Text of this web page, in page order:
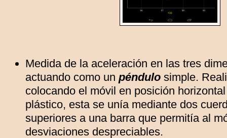
Medida de la aceleración en las tres
actuando como un péndulo simple.
colocando el móvil en posición
plástico, esta se unía mediante dos
superiores a una barra que permitía al
desviaciones despreciables.